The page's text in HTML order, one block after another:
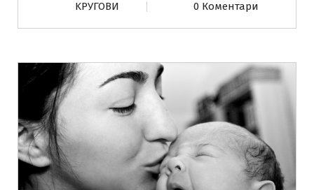
KРУГОВИ 0 Коментари